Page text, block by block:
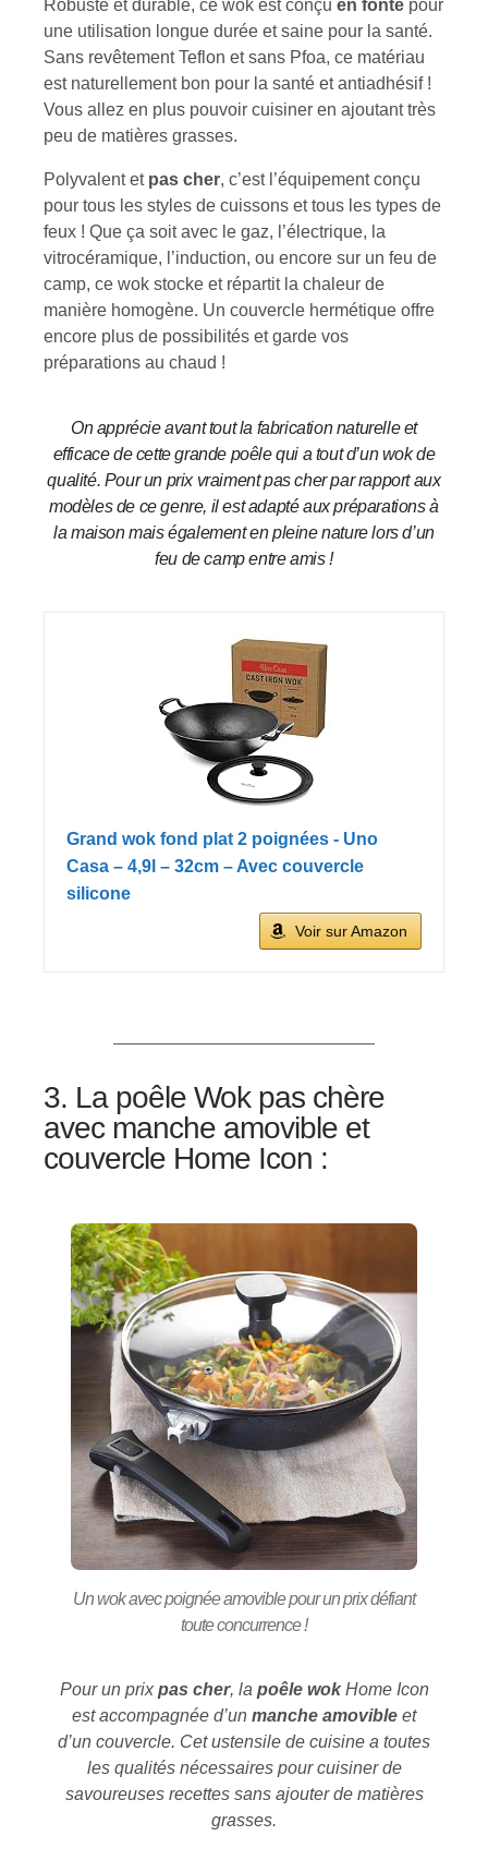
Robuste et durable, ce wok est conçu en fonte pour
une utilisation longue durée et saine pour la santé.
Sans revêtement Teflon et sans Pfoa, ce matériau
est naturellement bon pour la santé et antiadhésif !
Vous allez en plus pouvoir cuisiner en ajoutant très
peu de matières grasses.
Polyvalent et pas cher, c’est l’équipement conçu
pour tous les styles de cuissons et tous les types de
feux ! Que ça soit avec le gaz, l’électrique, la
vitrocéramique, l’induction, ou encore sur un feu de
camp, ce wok stocke et répartit la chaleur de
manière homogène. Un couvercle hermétique offre
encore plus de possibilités et garde vos
préparations au chaud !
On apprécie avant tout la fabrication naturelle et
efficace de cette grande poêle qui a tout d’un wok de
qualité. Pour un prix vraiment pas cher par rapport aux
modèles de ce genre, il est adapté aux préparations à
la maison mais également en pleine nature lors d’un
feu de camp entre amis !
Grand wok fond plat 2 poignées - Uno
Casa – 4,9l – 32cm – Avec couvercle
silicone
Voir sur Amazon
3. La poêle Wok pas chère
avec manche amovible et
couvercle Home Icon :
Un wok avec poignée amovible pour un prix défiant
toute concurrence !
Pour un prix pas cher, la poêle wokHome Icon
est accompagnée d’un manche amovible et
d’un couvercle. Cet ustensile de cuisine a toutes
les qualités nécessaires pour cuisiner de
savoureuses recettes sans ajouter de matières
grasses.